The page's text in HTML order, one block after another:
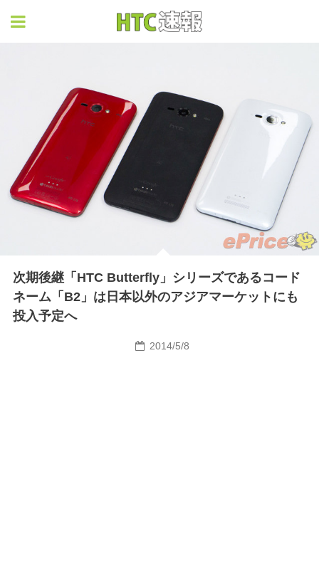
次期後継「HTC Butterfly」シリーズであるコード
ネーム「B2」は日本以外のアジアマーケットにも
投入予定へ
2014/5/8